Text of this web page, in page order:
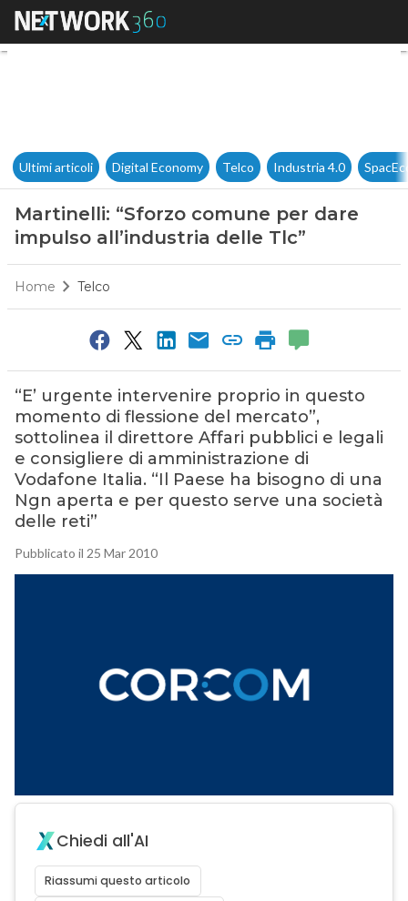
Martinelli: “Sforzo comune
Ultimi articoli Digital Economy Telco Industria 4.0
Martinelli: “Sforzo comune per dare
impulso all’industria delle Tlc”
Home Telco
“E’ urgente intervenire proprio in questo
momento di flessione del mercato”,
sottolinea il direttore Affari pubblici e legali
e consigliere di amministrazione di
Vodafone Italia. “Il Paese ha bisogno di una
Ngn aperta e per questo serve una società
delle reti”
Pubblicato il 25 Mar 2010
Chiedi all'AI
Riassumi questo articolo